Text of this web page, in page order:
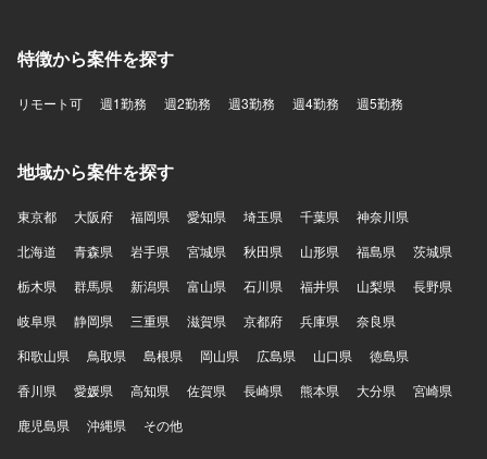
特徴から案件を探す
リモート可 週1勤務 週2勤務 週3勤務 週4勤務 週5勤務
地域から案件を探す
東京都 大阪府 福岡県 愛知県 埼玉県 千葉県
神奈川県
北海道
青森県 岩手県 宮城県 秋田県 山形県 福島県
茨城県
栃木県
群馬県 新潟県 富山県 石川県 福井県 山梨県
長野県
岐阜県
静岡県 三重県 滋賀県 京都府 兵庫県
奈良県
和歌山県
鳥取県 島根県 岡山県 広島県 山口県
徳島県
香川県
愛媛県 高知県 佐賀県 長崎県 熊本県 大分県
宮崎県
鹿児島県
沖縄県 その他